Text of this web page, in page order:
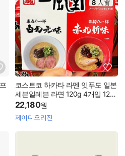
코스트코 하카타 라멘 잇푸도 일본
세븐일레븐 라면 120g 4개입 128
g 4개입
22,180원
제이디오리진